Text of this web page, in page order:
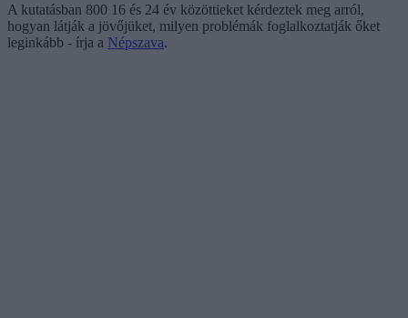
A kutatásban 800 16 és 24 év közöttieket kérdeztek meg arról,
hogyan látják a jövőjüket, milyen problémák foglalkoztatják őket
leginkább - írja a Népszava.